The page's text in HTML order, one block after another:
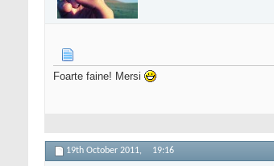
Foarte faine! Mersi
19th October 2011, 19:16